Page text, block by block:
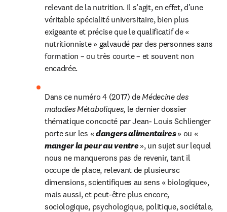
relevant de la nutrition. Il s’agit, en effet, d’une
véritable spécialité universitaire, bien plus
exigeante et précise que le qualificatif de «
nutritionniste » galvaudé par des personnes sans
formation – ou très courte – et souvent non
encadrée.
Dans ce numéro 4 (2017) de Médecine des
maladies Métaboliques, le dernier dossier
thématique concocté par Jean- Louis Schlienger
porte sur les « dangers alimentaires
» ou «
manger la peur au ventre », un sujet sur lequel
nous ne manquerons pas de revenir, tant il
occupe de place, relevant de plusieursc
dimensions, scientifiques au sens « biologique»,
mais aussi, et peut-être plus encore,
sociologique, psychologique, politique, sociétale,